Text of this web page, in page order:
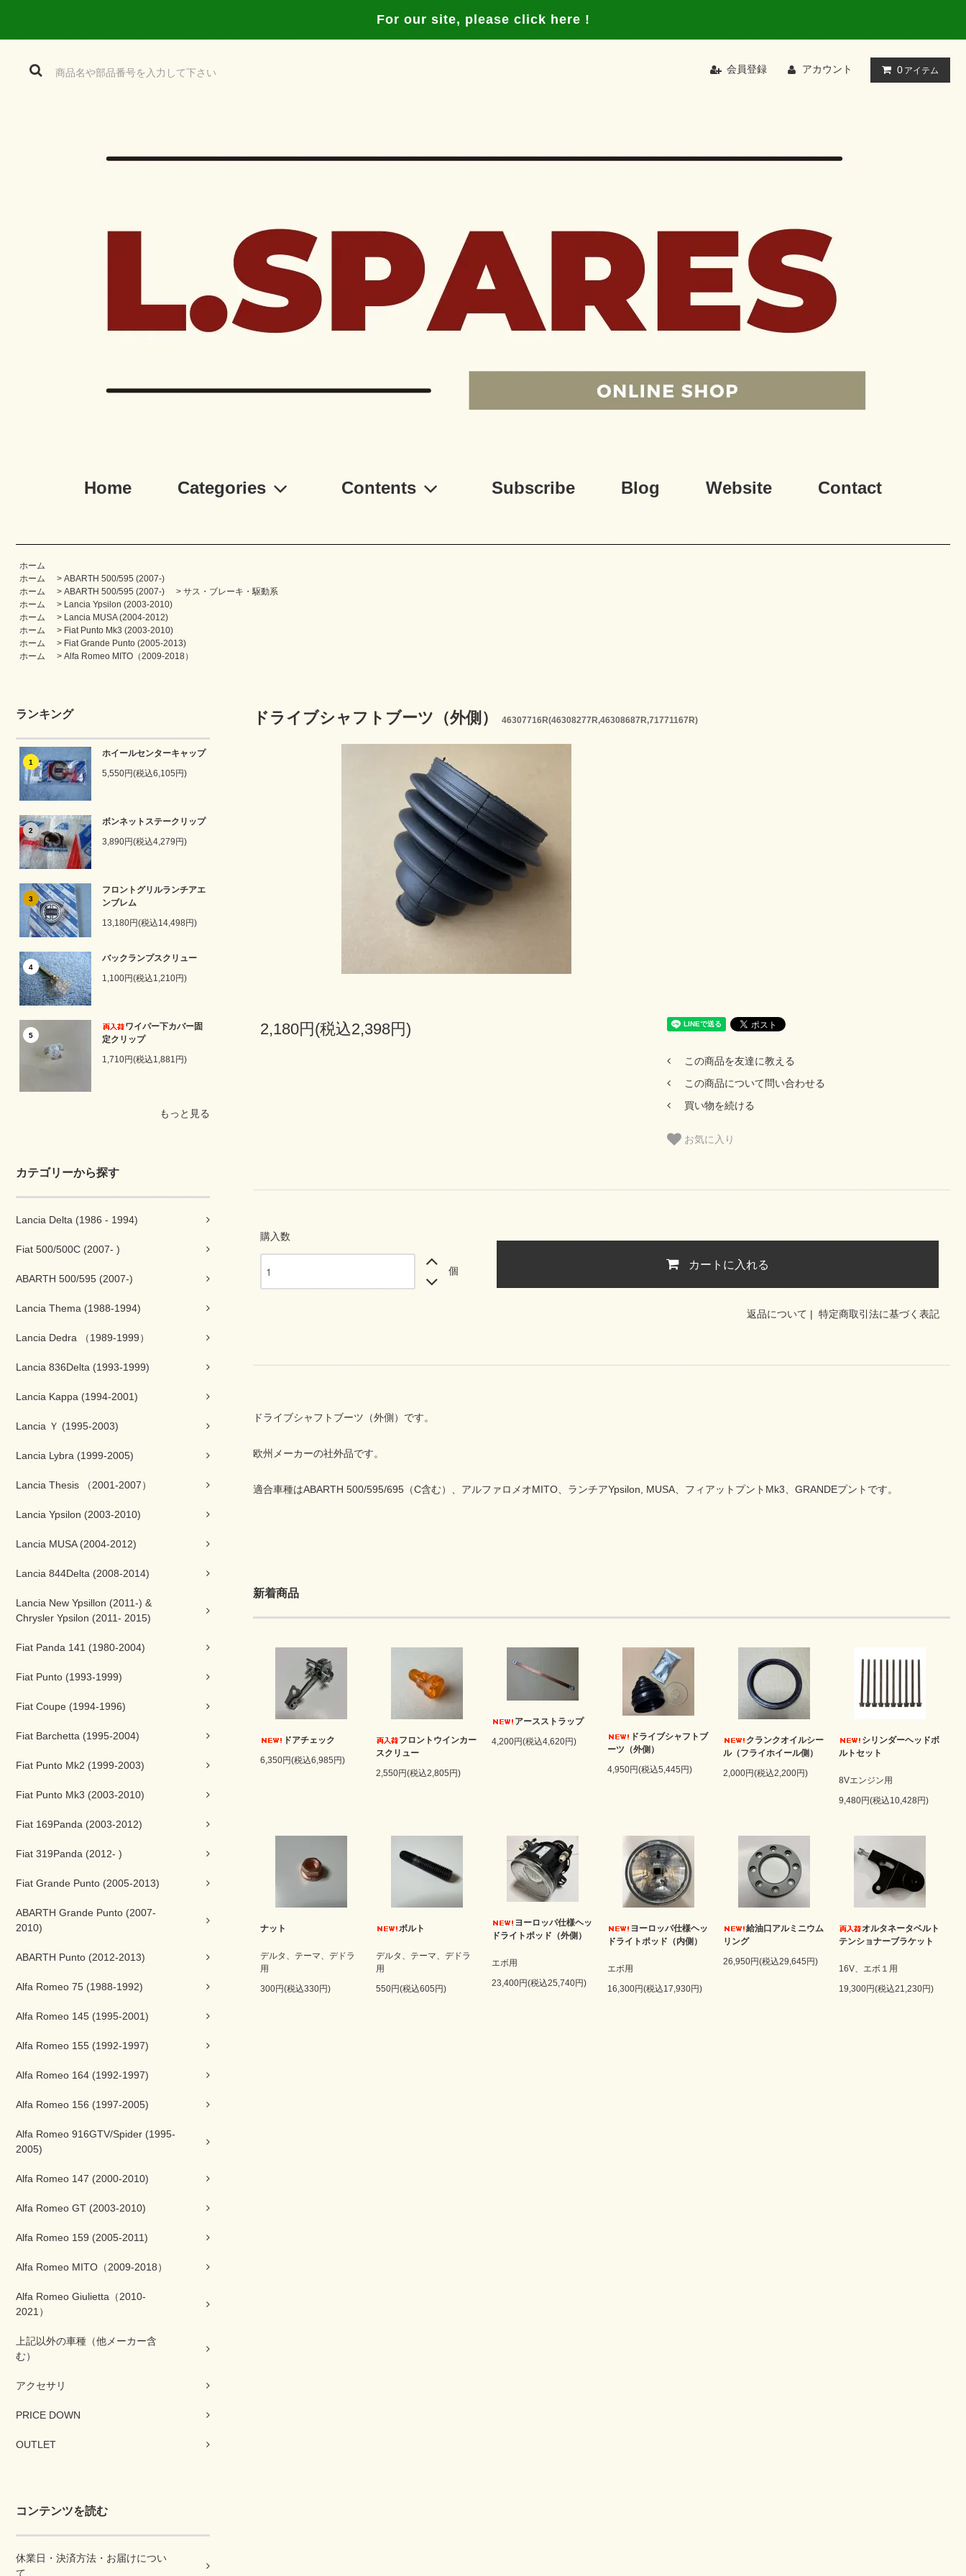
For our site, please click here !
会員登録 アカウント 0 アイテム
Home Categories Contents Subscribe Blog Website Contact
ホーム
ホーム
> ABARTH 500/595 (2007-)
ホーム
> ABARTH 500/595 (2007-) > サス・ブレーキ・駆動系
ホーム
> Lancia Ypsilon (2003-2010)
ホーム
> Lancia MUSA (2004-2012)
ホーム
> Fiat Punto Mk3 (2003-2010)
ホーム
> Fiat Grande Punto (2005-2013)
ホーム
> Alfa Romeo MITO（2009-2018）
ランキング
1
ホイールセンターキャップ
5,550円(税込6,105円)
2
ボンネットステークリップ
3,890円(税込4,279円)
3
フロントグリルランチアエ
ンブレム
13,180円(税込14,498円)
4
バックランプスクリュー
1,100円(税込1,210円)
5
ワイパー下カバー固
定クリップ
1,710円(税込1,881円)
もっと見る
カテゴリーから探す
Lancia Delta (1986 - 1994)
Fiat 500/500C (2007- )
ABARTH 500/595 (2007-)
Lancia Thema (1988-1994)
Lancia Dedra （1989-1999）
Lancia 836Delta (1993-1999)
Lancia Kappa (1994-2001)
Lancia Ｙ (1995-2003)
Lancia Lybra (1999-2005)
Lancia Thesis （2001-2007）
Lancia Ypsilon (2003-2010)
Lancia MUSA (2004-2012)
Lancia 844Delta (2008-2014)
Lancia New Ypsillon (2011-) &
Chrysler Ypsilon (2011- 2015)
Fiat Panda 141 (1980-2004)
Fiat Punto (1993-1999)
Fiat Coupe (1994-1996)
Fiat Barchetta (1995-2004)
Fiat Punto Mk2 (1999-2003)
Fiat Punto Mk3 (2003-2010)
Fiat 169Panda (2003-2012)
Fiat 319Panda (2012- )
Fiat Grande Punto (2005-2013)
ABARTH Grande Punto (2007-
2010)
ABARTH Punto (2012-2013)
Alfa Romeo 75 (1988-1992)
Alfa Romeo 145 (1995-2001)
Alfa Romeo 155 (1992-1997)
Alfa Romeo 164 (1992-1997)
Alfa Romeo 156 (1997-2005)
Alfa Romeo 916GTV/Spider (1995-
2005)
Alfa Romeo 147 (2000-2010)
Alfa Romeo GT (2003-2010)
Alfa Romeo 159 (2005-2011)
Alfa Romeo MITO（2009-2018）
Alfa Romeo Giulietta（2010-
2021）
上記以外の車種（他メーカー含
む）
アクセサリ
PRICE DOWN
OUTLET
コンテンツを読む
休業日・決済方法・お届けについ
て
ドライブシャフトブーツ（外側） 46307716R(46308277R,46308687R,71771167R)
2,180円(税込2,398円)
この商品を友達に教える
この商品について問い合わせる
買い物を続ける
お気に入り
購入数
個 カートに入れる
返品について | 特定商取引法に基づく表記
ドライブシャフトブーツ（外側）です。
欧州メーカーの社外品です。
適合車種はABARTH 500/595/695（C含む）、アルファロメオMITO、ランチアYpsilon, MUSA、フィアットプントMk3、GRANDEプントです。
新着商品
ドアチェック
6,350円(税込6,985円)
フロントウインカー
スクリュー
2,550円(税込2,805円)
アースストラップ
4,200円(税込4,620円)
ドライブシャフトブ
ーツ（外側）
4,950円(税込5,445円)
クランクオイルシー
ル（フライホイール側）
2,000円(税込2,200円)
シリンダーヘッドボ
ルトセット
8Vエンジン用
9,480円(税込10,428円)
ナット
デルタ、テーマ、デドラ
用
300円(税込330円)
ボルト
デルタ、テーマ、デドラ
用
550円(税込605円)
ヨーロッパ仕様ヘッ
ドライトポッド（外側）
エボ用
23,400円(税込25,740円)
ヨーロッパ仕様ヘッ
ドライトポッド（内側）
エボ用
16,300円(税込17,930円)
給油口アルミニウム
リング
26,950円(税込29,645円)
オルタネータベルト
テンショナーブラケット
16V、エボ１用
19,300円(税込21,230円)